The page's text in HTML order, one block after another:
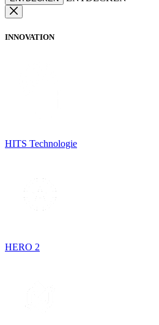
INNOVATION
HITS Technologie
HERO 2